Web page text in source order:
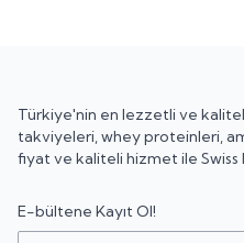
Türkiye'nin en lezzetli ve
takviyeleri, whey proteinleri,
fiyat ve kaliteli hizmet ile
E-bültene Kayıt Ol!